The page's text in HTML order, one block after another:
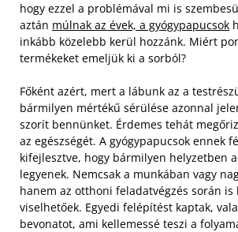
hogy ezzel a problémával mi is
aztán múlnak az évek, a gyógypapucsok
inkább közelebb kerül hozzánk. Miért
termékeket emeljük ki a sorból?
Főként azért, mert a lábunk az a
bármilyen mértékű sérülése azonnal
szorít bennünket. Érdemes tehát
az egészségét. A gyógypapucsok ennek
kifejlesztve, hogy bármilyen helyzetben
legyenek. Nemcsak a munkában vagy
hanem az otthoni feladatvégzés során is
viselhetőek. Egyedi felépítést kaptak,
bevonatot, ami kellemessé teszi a